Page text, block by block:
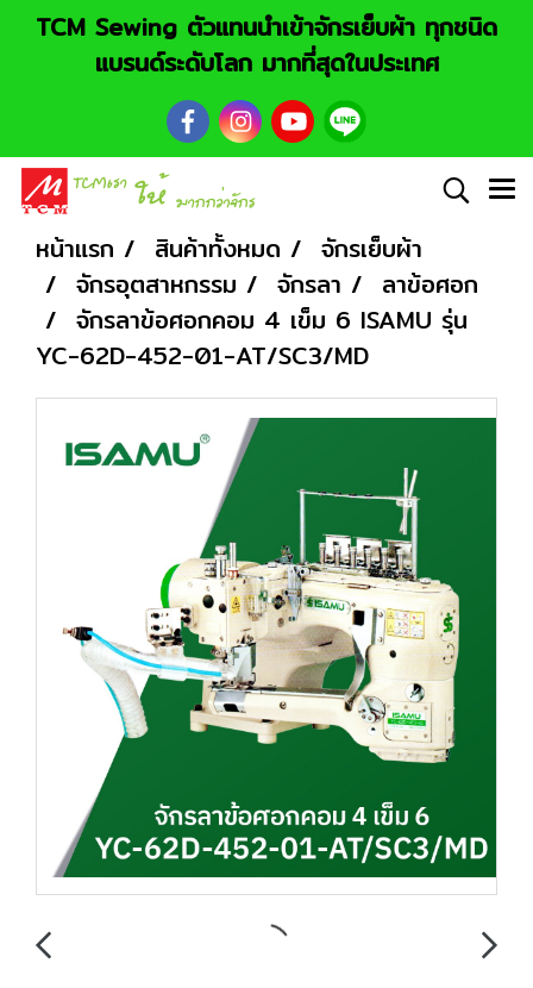
TCM Sewing ตัวแทนนำเข้าจักรเย็บผ้า ทุกชนิด
แบรนด์ระดับโลก มากที่สุดในประเทศ
หน้าแรก สินค้าทั้งหมด
จักรเย็บผ้า
จักรอุตสาหกรรม
จักรลา
ลาข้อศอก
จักรลาข้อศอกคอม 4 เข็ม 6 ISAMU รุ่น
YC-62D-452-01-AT/SC3/MD